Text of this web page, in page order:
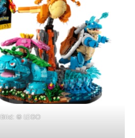
Bild: © LEGO